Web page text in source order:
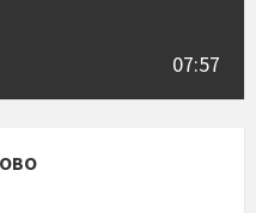
07:57